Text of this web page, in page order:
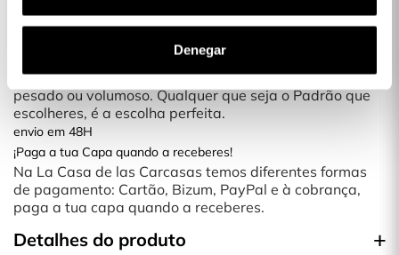
Denegar
Com as nossas novas Capas para telemóvel podes
protegê-lo e ainda adicionar um padrão exclusivo e
Uma Capa leve que não torna o teu Telemóvel mais
pesado ou volumoso. Qualquer que seja o Padrão que
escolheres, é a escolha perfeita.
envio em 48H
¡Paga a tua Capa quando a receberes!
Na La Casa de las Carcasas temos diferentes formas
de pagamento: Cartão, Bizum, PayPal e à cobrança,
paga a tua capa quando a receberes.
Detalhes do produto